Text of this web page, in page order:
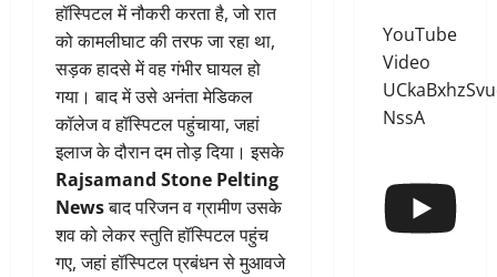
हॉस्पिटल में नौकरी करता है, जो रात
को कामलीघाट की तरफ जा रहा था,
सड़क हादसे में वह गंभीर घायल हो
गया। बाद में उसे अनंता मेडिकल
कॉलेज व हॉस्पिटल पहुंचाया, जहां
इलाज के दौरान दम तोड़ दिया। इसके
Rajsamand Stone Pelting
Newsबाद परिजन व ग्रामीण उसके
शव को लेकर स्तुति हॉस्पिटल पहुंच
गए, जहां हॉस्पिटल प्रबंधन से मुआवजे
YouTube
Video
NssA